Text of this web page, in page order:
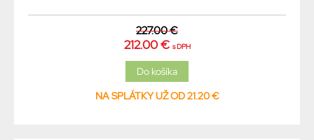
227.00 €
212.00 € s DPH
NA SPLÁTKY UŽ OD 21.20 €